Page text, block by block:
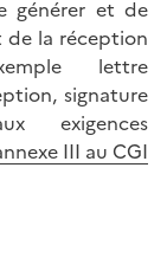
générer et de
de la réception
lettre
signature
exigences
III au CGI